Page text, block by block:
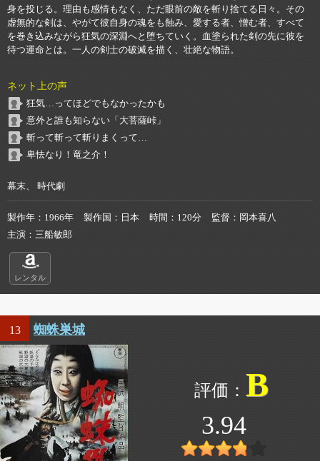
身を投じる。理由も感情もなく、ただ眼前の敵を斬り捨てる日々。その
虚無的な剣は、やがて彼自身の魂をも蝕み、愛する者、憎む者、すべて
を巻き込みながら狂気の深淵へと堕ちていく。血塗られた剣の先に彼を
待つ運命とは。一人の剣士の破滅を描く、壮絶な物語。
ネット上の声
狂気…ってほどでもなかったかも
意外と誰も知らない「大菩薩峠」
斬って斬って斬りまくって…
卑怯なり！竜之介！
幕末、 時代劇
製作年 1966年 製作国 日本 時間 120分 監督
岡本喜八
主演
三船敏郎
レンタル
13 蜘蛛巣城
B
3.94